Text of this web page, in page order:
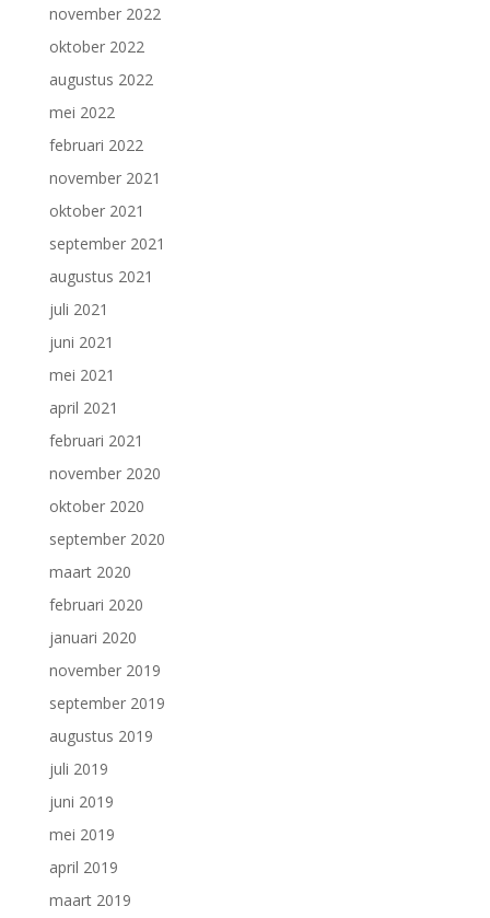
november 2022
oktober 2022
augustus 2022
mei 2022
februari 2022
november 2021
oktober 2021
september 2021
augustus 2021
juli 2021
juni 2021
mei 2021
april 2021
februari 2021
november 2020
oktober 2020
september 2020
maart 2020
februari 2020
januari 2020
november 2019
september 2019
augustus 2019
juli 2019
juni 2019
mei 2019
april 2019
maart 2019